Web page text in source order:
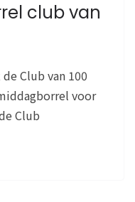
club van
Club van 100
voor
Club